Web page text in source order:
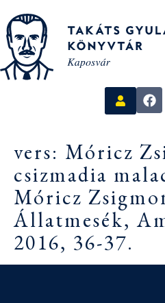
vers: Móricz
csizmadia
Móricz
Állatmesék,
2016, 36-37.